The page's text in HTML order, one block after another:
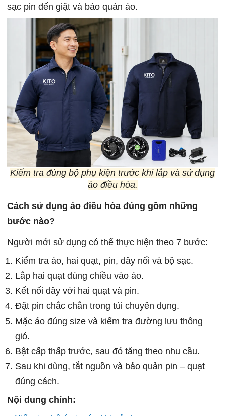
sạc pin đến giặt và bảo quản áo.
Kiểm tra đúng bộ phụ kiện trước khi lắp và sử dụng
áo điều hòa.
Cách sử dụng áo điều hòa đúng gồm những
bước nào?
Người mới sử dụng có thể thực hiện theo 7 bước:
Kiểm tra áo, hai quạt, pin, dây nối và bộ sạc.
Lắp hai quạt đúng chiều vào áo.
Kết nối dây với hai quạt và pin.
Đặt pin chắc chắn trong túi chuyên dụng.
Mặc áo đúng size và kiểm tra đường lưu thông
gió.
Bật cấp thấp trước, sau đó tăng theo nhu cầu.
Sau khi dùng, tắt nguồn và bảo quản pin – quạt
đúng cách.
Nội dung chính: